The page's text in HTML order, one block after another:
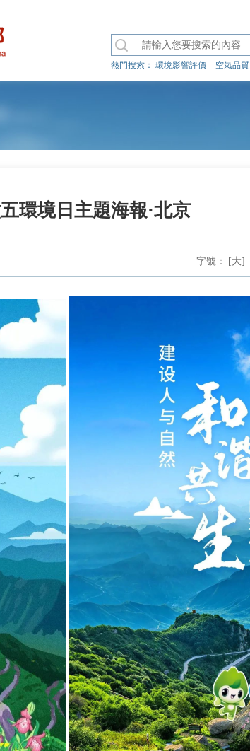
熱門搜索： 環境影響評價 空氣品質
環境日主題海報·北京
字號： [大]